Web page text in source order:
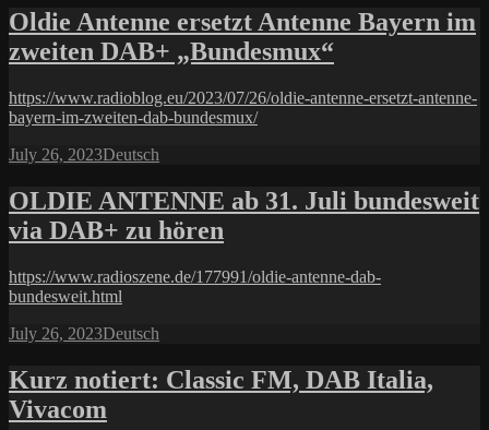
Oldie Antenne ersetzt Antenne Bayern im
zweiten DAB+ „Bundesmux“
https://www.radioblog.eu/2023/07/26/oldie-antenne-ersetzt-antenne-
bayern-im-zweiten-dab-bundesmux/
Posted
July 26, 2023Categories
Deutsch
OLDIE ANTENNE ab 31. Juli bundesweit
via DAB+ zu hören
https://www.radioszene.de/177991/oldie-antenne-dab-
bundesweit.html
Posted
July 26, 2023Categories
Deutsch
Kurz notiert: Classic FM, DAB Italia,
Vivacom